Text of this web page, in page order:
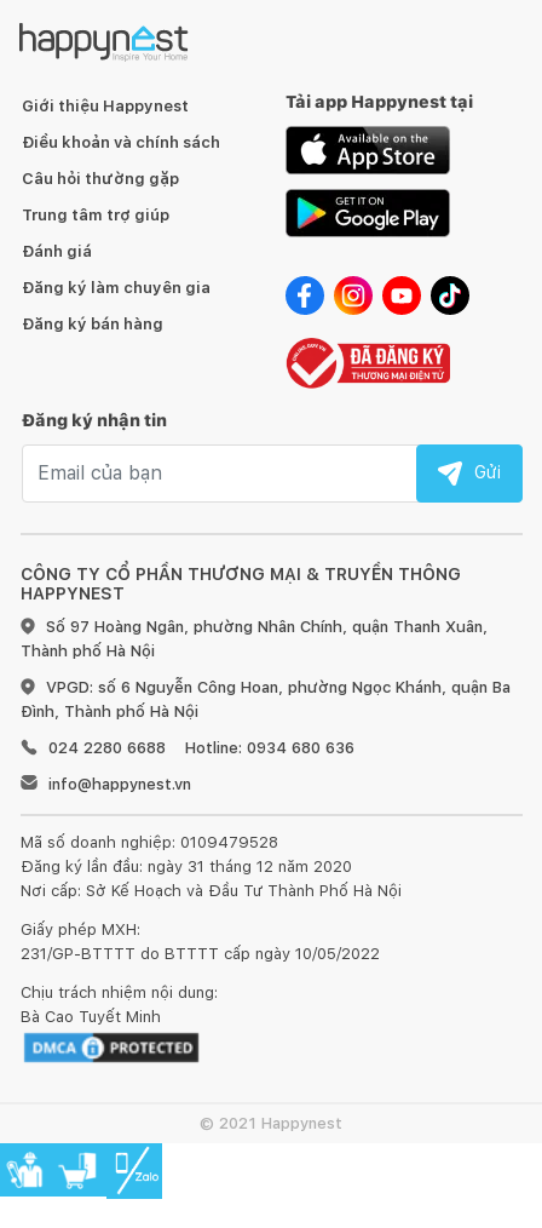
CÔNG TY CỔ PHẦN THƯƠNG MẠI & TRUYỀN THÔNG
HAPPYNEST
Số 97 Hoàng Ngân, phường Nhân Chính, quận Thanh Xuân,
Thành phố Hà Nội
VPGD: số 6 Nguyễn Công Hoan, phường Ngọc Khánh, quận Ba
Đình, Thành phố Hà Nội
024 2280 6688
Hotline: 0934 680 636
info@happynest.vn
Mã số doanh nghiệp: 0109479528
Đăng ký lần đầu: ngày 31 tháng 12 năm 2020
Nơi cấp: Sở Kế Hoạch và Đầu Tư Thành Phố Hà Nội
Giấy phép MXH:
231/GP-BTTTT do BTTTT cấp ngày 10/05/2022
Chịu trách nhiệm nội dung:
Bà Cao Tuyết Minh
Giới thiệu Happynest
Điều khoản và chính sách
Câu hỏi thường gặp
Trung tâm trợ giúp
Đánh giá
Đăng ký làm chuyên gia
Đăng ký bán hàng
Tải app Happynest tại
Đăng ký nhận tin
Gửi
© 2021 Happynest